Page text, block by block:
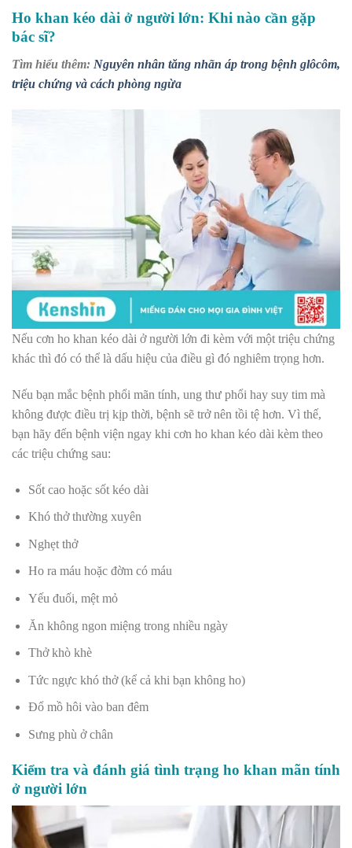
Ho khan kéo dài ở người lớn: Khi nào cần gặp
bác sĩ?
Tìm hiểu thêm: Nguyên nhân tăng nhãn áp trong bệnh glôcôm,
triệu chứng và cách phòng ngừa
Nếu cơn ho khan kéo dài ở người lớn đi kèm với một triệu chứng
khác thì đó có thể là dấu hiệu của điều gì đó nghiêm trọng hơn.
Nếu bạn mắc bệnh phổi mãn tính, ung thư phổi hay suy tim mà
không được điều trị kịp thời, bệnh sẽ trở nên tồi tệ hơn. Vì thế,
bạn hãy đến bệnh viện ngay khi cơn ho khan kéo dài kèm theo
các triệu chứng sau:
Sốt cao hoặc sốt kéo dài
Khó thở thường xuyên
Nghẹt thở
Ho ra máu hoặc đờm có máu
Yếu đuối, mệt mỏ
Ăn không ngon miệng trong nhiều ngày
Thở khò khè
Tức ngực khó thở (kể cả khi bạn không ho)
Đổ mồ hôi vào ban đêm
Sưng phù ở chân
Kiểm tra và đánh giá tình trạng ho khan mãn tính
ở người lớn